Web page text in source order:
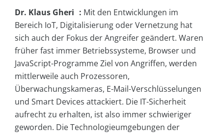
Dr. Klaus Gheri : Mit den Entwicklungen im
Bereich IoT, Digitalisierung oder Vernetzung hat
sich auch der Fokus der Angreifer geändert. Waren
früher fast immer Betriebssysteme, Browser und
JavaScript-Programme Ziel von Angriffen, werden
mittlerweile auch Prozessoren,
Überwachungskameras, E-Mail-Verschlüsselungen
und Smart Devices attackiert. Die IT-Sicherheit
aufrecht zu erhalten, ist also immer schwieriger
geworden. Die Technologieumgebungen der